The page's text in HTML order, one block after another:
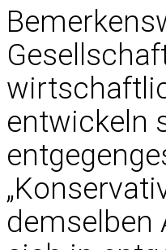
entwickeln
demselben